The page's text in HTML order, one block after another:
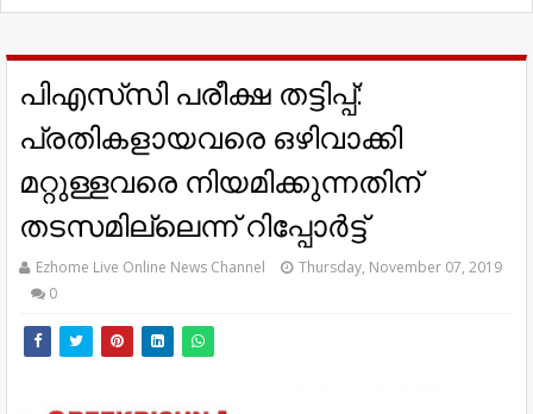
പിഎസ്‌സി പരീക്ഷ തട്ടിപ്പ്:
പ്രതികളായവരെ ഒഴിവാക്കി
മറ്റുള്ളവരെ നിയമിക്കുന്നതിന്
തടസമില്ലെന്ന് റിപ്പോര്‍ട്ട്
Ezhome Live Online News Channel
Thursday, November 07, 2019
0